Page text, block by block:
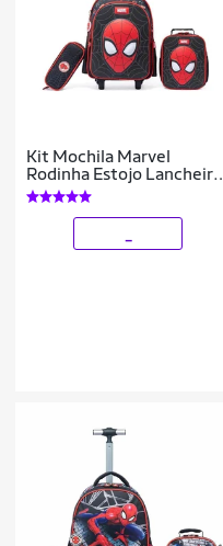
Kit Mochila Marvel
Rodinha Estojo Lancheira
Spider Man Escolar
Masculino